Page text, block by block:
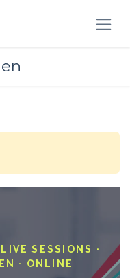
SESSIONS ·
· ONLINE